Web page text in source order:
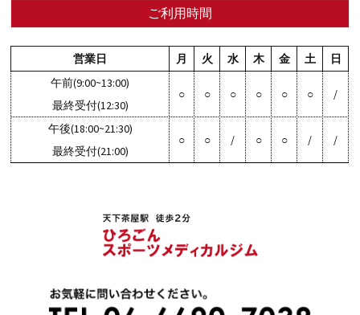
ゲ
ー
シ
ョ
ご利用時間
営業日 月 火 水 木 金 土
日
午前(9:00~13:00)
最終受付(12:30)
○ ○ ○ ○ ○ ○ /
午後(18:00~21:30)
最終受付(21:00)
○ ○ / ○ ○ / /